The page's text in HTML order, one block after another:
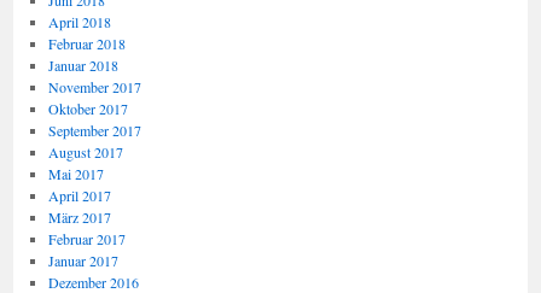
April 2018
Februar 2018
Januar 2018
November 2017
Oktober 2017
September 2017
August 2017
Mai 2017
April 2017
März 2017
Februar 2017
Januar 2017
Dezember 2016